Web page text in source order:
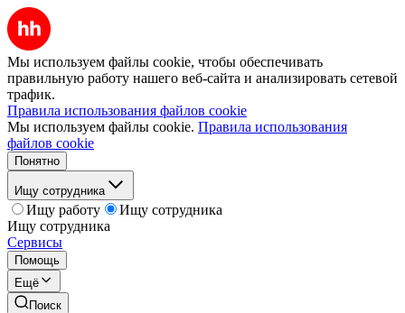
Мы используем файлы cookie, чтобы обеспечивать
правильную работу нашего веб-сайта и анализировать сетевой
трафик.
Правила использования файлов cookie
Мы используем файлы cookie. Правила использования
файлов cookie
Понятно
Ищу сотрудника
Ищу работу
Ищу сотрудника
Ищу сотрудника
Сервисы
Помощь
Ещё
Поиск